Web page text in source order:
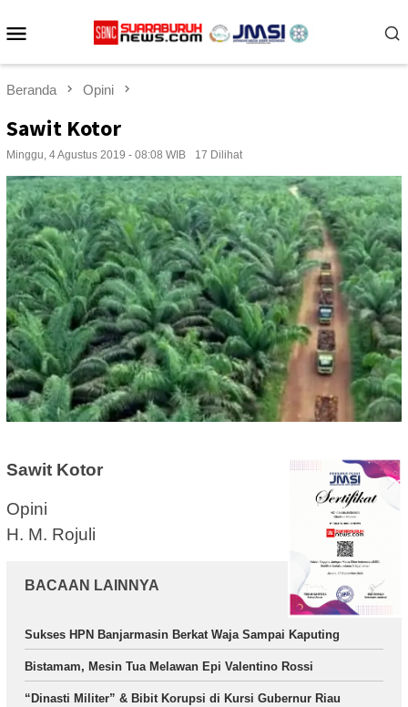
ke
Beranda Opini
Sawit Kotor
Minggu, 4 Agustus 2019 - 08:08 WIB 17 Dilihat
Sawit Kotor
Opini
H. M. Rojuli
BACAAN LAINNYA
Sukses HPN Banjarmasin Berkat Waja Sampai Kaputing
Bistamam, Mesin Tua Melawan Epi Valentino Rossi
“Dinasti Militer” & Bibit Korupsi di Kursi Gubernur Riau